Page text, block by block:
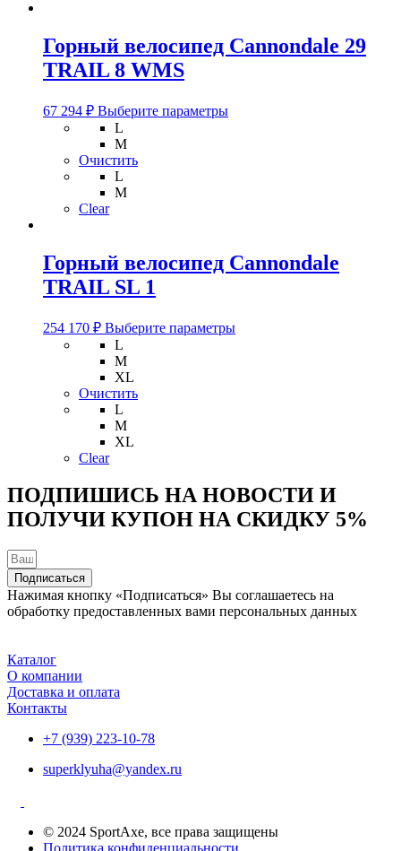
странице
товара.
Горный велосипед Cannondale 29
TRAIL 8 WMS
67 294 ₽ Выберите параметрыЭтот
странице
товара.
L
M
Очистить
L
M
Clear
Горный велосипед Cannondale
TRAIL SL 1
254 170 ₽ Выберите параметрыЭтот
товара.
L
M
XL
Очистить
L
M
XL
Clear
ПОДПИШИСЬ НА НОВОСТИ И
ПОЛУЧИ КУПОН НА СКИДКУ 5%
Подписаться
Нажимая кнопку «Подписаться» Вы соглашаетесь на
обработку предоставленных вами персональных данных
Каталог
О компании
Доставка и оплата
Контакты
+7 (939) 223-10-78
superklyuha@yandex.ru
© 2024 SportAxe, все права защищены